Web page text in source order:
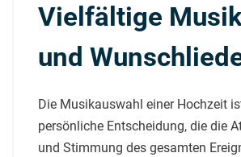
Vielfältige
und
Die Musikauswahl einer Hochzeit
persönliche Entscheidung, die die
und Stimmung des gesamten